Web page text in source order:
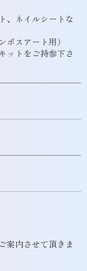
、ネイルシートな
ボスアート用）
ットをご持参下さ
案内させて頂きま